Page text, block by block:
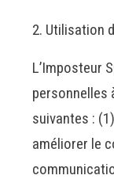
Utilisation
L’Imposteur
personnelles
suivantes :
améliorer le